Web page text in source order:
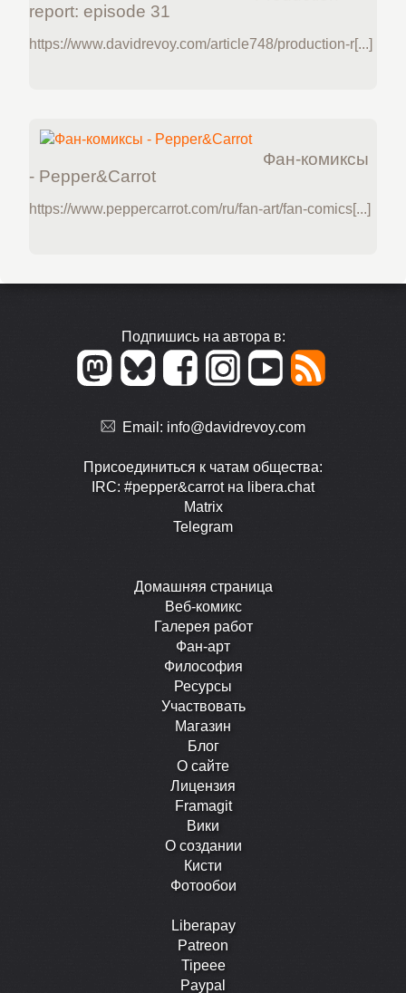
report: episode 31
https://www.davidrevoy.com/article748/production-r[...]
Фан-комиксы
- Pepper&Carrot
https://www.peppercarrot.com/ru/fan-art/fan-comics[...]
Подпишись на автора в:
Email: info@davidrevoy.com
Присоединиться к чатам общества:
IRC: #pepper&carrot на libera.chat
Matrix
Telegram
Домашняя страница
Веб-комикс
Галерея работ
Фан-арт
Философия
Ресурсы
Участвовать
Магазин
Блог
О сайте
Лицензия
Framagit
Вики
О создании
Кисти
Фотообои
Liberapay
Patreon
Tipeee
Paypal